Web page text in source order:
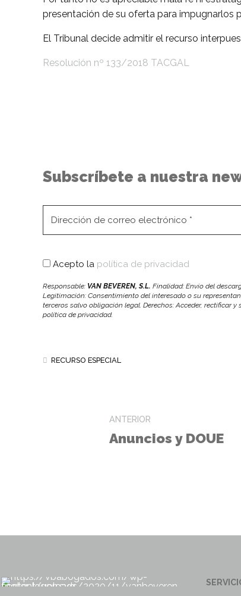
presentación de su oferta para impugnarlos
El Tribunal decide admitir el recurso
Resolución nº 133/2018 TACGAL
Subscríbete a nuestra
Acepto la política de privacidad
Responsable: VAN BEVEREN, S.L. Finalidad: Envío del
Legitimación: Consentimiento del interesado o su
terceros salvo obligación legal. Derechos: Acceder, rectificar
política de privacidad.
RECURSO ESPECIAL
ANTERIOR
Anuncios y DOUE